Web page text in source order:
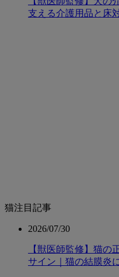
支える介護用品と床
猫注目記事
2026/07/30
【獣医師監修】猫の
サイン｜猫の結膜炎